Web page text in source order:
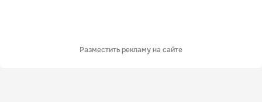
Разместить рекламу на сайте